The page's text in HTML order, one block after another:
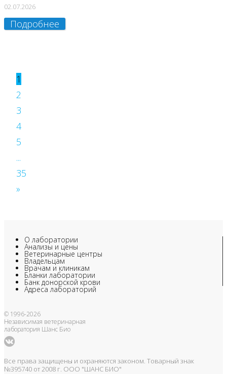
02.07.2026
Подробнее
1
2
3
4
5
...
35
»
О лаборатории
Анализы и цены
Ветеринарные центры
Владельцам
Врачам и клиникам
Бланки лаборатории
Банк донорской крови
Адреса лабораторий
© 1996-2026
Независимая ветеринарная
лаборатория Шанс Био
Все права защищены и охраняются законом. Товарный знак
№395740 от 2008 г. ООО "ШАНС БИО"